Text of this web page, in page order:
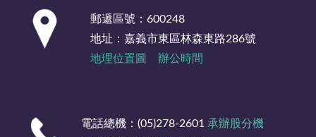
郵遞區號：600248
地址：嘉義市東區林森東路286號
地理位置圖
辦公時間
電話總機：(05)278-2601 承辦股分機